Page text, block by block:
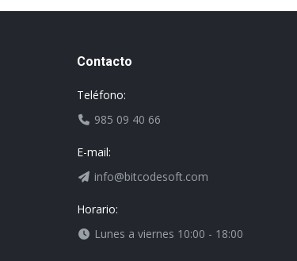
Contacto
Teléfono:
985 09 40 66
E-mail:
info@bitcodesoft.com
Horario:
Lunes a viernes 10:00 - 18:00